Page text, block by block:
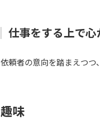
仕事をする上で
依頼者の意向を踏まえつつ
趣味